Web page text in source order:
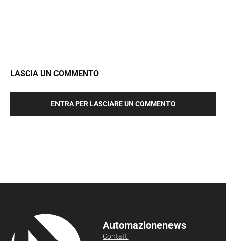
LASCIA UN COMMENTO
ENTRA PER LASCIARE UN COMMENTO
Automazionenews
Contatti